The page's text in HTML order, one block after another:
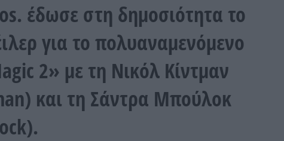
έδωσε στη δημοσιότητα το
για το πολυαναμενόμενο
2» με τη Νικόλ Κίντμαν
και τη Σάντρα Μπούλοκ